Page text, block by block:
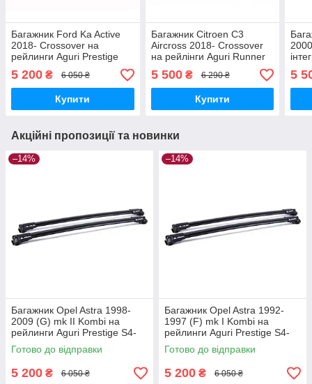
Багажник Ford Ka Active
2018- Crossover на
рейлинги Aguri Prestige
5 200 ₴ 6 050 ₴
Купити
Багажник Citroen C3
Aircross 2018- Crossover
на рейлінги Aguri Runner
5 500₴ 6 290 ₴
Купити
5
Акційні пропозиції та новинки
–14%
Багажник Opel Astra 1998-
2009 (G) mk II Kombi на
рейлинги Aguri Prestige S4-
1499B
Готово до відправки
5 200 ₴ 6 050 ₴
–14%
Багажник Opel Astra 1992-
1997 (F) mk I Kombi на
рейлинги Aguri Prestige S4-
1500B
Готово до відправки
5 200 ₴ 6 050 ₴